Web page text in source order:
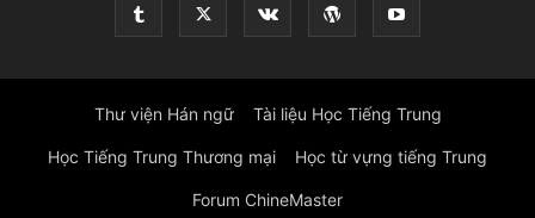
Thư viện Hán ngữ Tài liệu Học Tiếng Trung
Học Tiếng Trung Thương mại Học từ vựng tiếng Trung
Forum ChineMaster